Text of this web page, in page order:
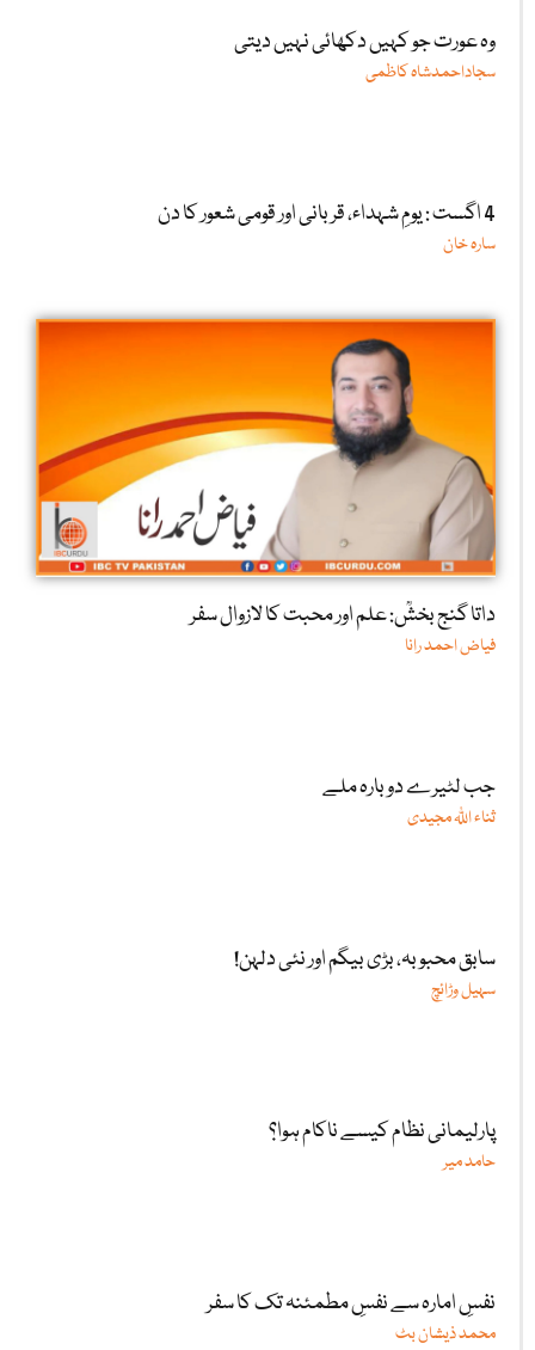
وہ عورت جو کہیں دکھائی نہیں دیتی
سجاداحمدشاہ کاظمی
4 اگست : یومِ شہداء، قربانی اور قومی شعور کا دن
سارہ خان
داتا گنج بخشؒ: علم اور محبت کا لازوال سفر
فیاض احمد رانا
جب لٹیرے دوبارہ ملے
ثناء اللّٰہ مجیدی
سابق محبوبہ، بڑی بیگم اور نئی دلہن!
سہیل وڑائچ
پارلیمانی نظام کیسے ناکام ہوا؟
حامد میر
نفسِ امارہ سے نفسِ مطمئنہ تک کا سفر
محمد ذیشان بٹ